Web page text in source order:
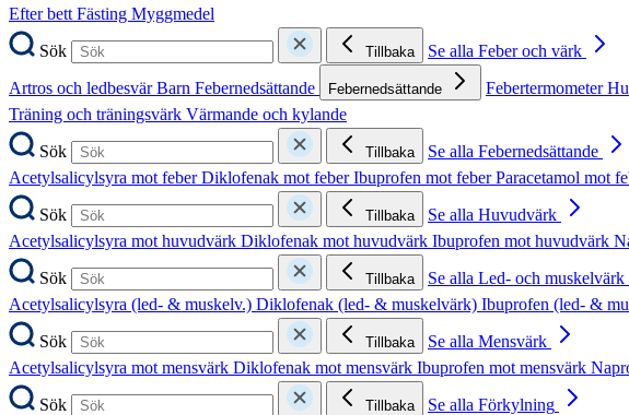
Efter bett Fästing Myggmedel
Sök
Tillbaka
Se alla Feber och värk
Artros och ledbesvärBarn Febernedsättande Febernedsättande Febertermometer
Träning och träningsvärk Värmande och kylande
Sök
Tillbaka
Se alla Febernedsättande
Acetylsalicylsyra mot feberDiklofenak mot feberIbuprofen mot feberParacetamol mot
Sök
Tillbaka
Se alla Huvudvärk
Acetylsalicylsyra mot huvudvärk Diklofenak mot huvudvärk Ibuprofen mot huvudvärk
Sök
Tillbaka
Se alla Led- och muskelvärk
Acetylsalicylsyra (led- & muskelv.) Diklofenak (led- & muskelvärk) Ibuprofen (led- &
Sök
Tillbaka
Se alla Mensvärk
Acetylsalicylsyra mot mensvärk Diklofenak mot mensvärk Ibuprofen mot mensvärk
Sök
Tillbaka
Se alla Förkylning